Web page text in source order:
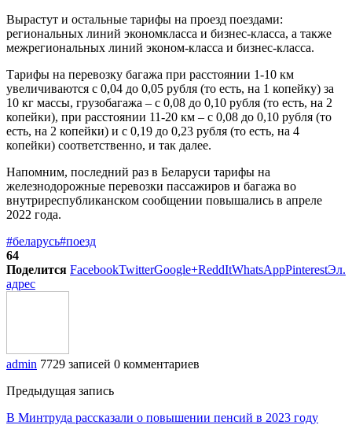
Вырастут и остальные тарифы на проезд поездами:
региональных линий экономкласса и бизнес-класса, а также
межрегиональных линий эконом-класса и бизнес-класса.
Тарифы на перевозку багажа при расстоянии 1-10 км
увеличиваются с 0,04 до 0,05 рубля (то есть, на 1 копейку) за
10 кг массы, грузобагажа – с 0,08 до 0,10 рубля (то есть, на 2
копейки), при расстоянии 11-20 км – с 0,08 до 0,10 рубля (то
есть, на 2 копейки) и с 0,19 до 0,23 рубля (то есть, на 4
копейки) соответственно, и так далее.
Напомним, последний раз в Беларуси тарифы на
железнодорожные перевозки пассажиров и багажа во
внутриреспубликанском сообщении повышались в апреле
2022 года.
#беларусь#поезд
64
Поделится FacebookTwitterGoogle+ReddItWhatsAppPinterestЭл.
адрес
admin 7729 записей 0 комментариев
Предыдущая запись
В Минтруда рассказали о повышении пенсий в 2023 году